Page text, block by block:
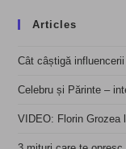
Articles
Cât câștigă
Celebru și Părinte –
VIDEO: Florin Grozea